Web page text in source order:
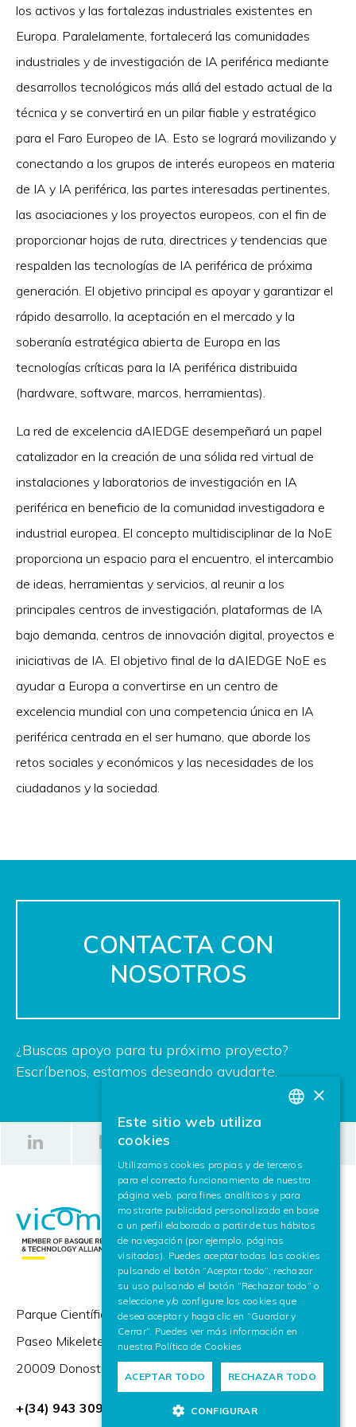
los activos y las fortalezas industriales existentes en
Europa. Paralelamente, fortalecerá las comunidades
industriales y de investigación de IA periférica mediante
desarrollos tecnológicos más allá del estado actual de la
técnica y se convertirá en un pilar fiable y estratégico
para el Faro Europeo de IA. Esto se logrará movilizando y
conectando a los grupos de interés europeos en materia
de IA y IA periférica, las partes interesadas pertinentes,
las asociaciones y los proyectos europeos, con el fin de
proporcionar hojas de ruta, directrices y tendencias que
respalden las tecnologías de IA periférica de próxima
generación. El objetivo principal es apoyar y garantizar el
rápido desarrollo, la aceptación en el mercado y la
soberanía estratégica abierta de Europa en las
tecnologías críticas para la IA periférica distribuida
(hardware, software, marcos, herramientas).
La red de excelencia dAIEDGE desempeñará un papel
catalizador en la creación de una sólida red virtual de
instalaciones y laboratorios de investigación en IA
periférica en beneficio de la comunidad investigadora e
industrial europea. El concepto multidisciplinar de la NoE
proporciona un espacio para el encuentro, el intercambio
de ideas, herramientas y servicios, al reunir a los
principales centros de investigación, plataformas de IA
bajo demanda, centros de innovación digital, proyectos e
iniciativas de IA. El objetivo final de la dAIEDGE NoE es
ayudar a Europa a convertirse en un centro de
excelencia mundial con una competencia única en IA
periférica centrada en el ser humano, que aborde los
retos sociales y económicos y las necesidades de los
ciudadanos y la sociedad.
CONTACTA CON
NOSOTROS
¿Buscas apoyo para tu próximo proyecto?
Escríbenos, estamos deseando ayudarte.
Parque Científico y Tecnológico de Gipuzkoa,
Paseo Mikeletegi 57,
20009 Donostia / San Sebastián (España)
+(34) 943 309 230
ENGLISH
×
Este sitio web utiliza
cookies
Utilizamos cookies propias y de terceros
para el correcto funcionamiento de nuestra
página web, para fines analíticos y para
mostrarte publicidad personalizada en base
a un perfil elaborado a partir de tus hábitos
de navegación (por ejemplo, páginas
visitadas). Puedes aceptar todas las cookies
pulsando el botón “Aceptar todo”, rechazar
su uso pulsando el botón “Rechazar todo” o
seleccione y/o configure las cookies que
desea aceptar y haga clic en “Guardar y
Cerrar”. Puedes ver más información en
nuestra Política de Cookies
ACEPTAR TODO RECHAZAR TODO
CONFIGURAR